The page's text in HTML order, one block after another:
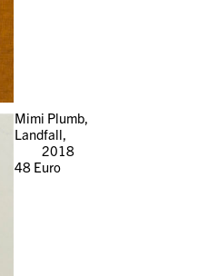
Mimi Plumb,
Landfall,
2018
48Euro